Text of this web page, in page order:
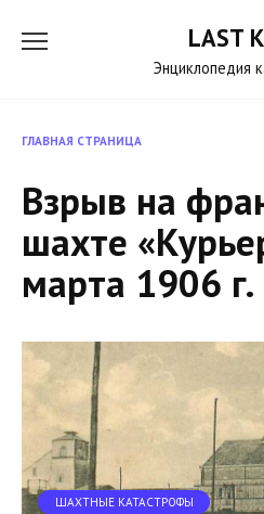
LAST
Энциклопедия
ГЛАВНАЯ СТРАНИЦА
Взрыв на
шахте
марта 1906 г.
ШАХТНЫЕ КАТАСТРОФЫ